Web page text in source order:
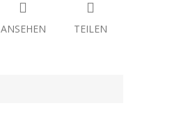
ANSEHEN TEILEN